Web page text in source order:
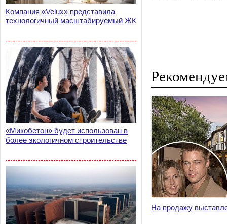
Компания «Velux» представила
технологичный масштабируемый ЖК
«Микобетон» будет использован в
более экологичном строительстве
На продажу